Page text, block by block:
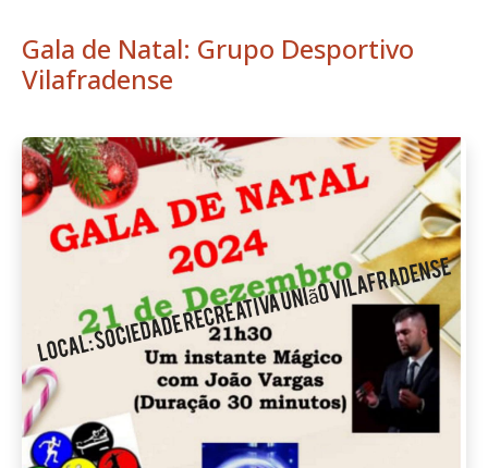
Gala de Natal: Grupo Desportivo
Vilafradense